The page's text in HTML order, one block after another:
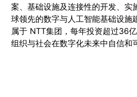
案、基础设施及连接性的开发、实
球领先的数字与人工智能基础设施
属于 NTT集团，每年投资超过36
组织与社会在数字化未来中自信和